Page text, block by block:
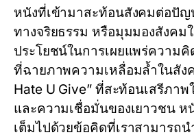
หนังที่เข้ามาสะท้อนสังคมต่อปั
ทางจริยธรรม หรือมุมมองสังคม
ประโยชน์ในการเผยแพร่ความคิ
ที่ฉายภาพความเหลื่อมล้ำในสัง
Hate U Give” ที่สะท้อนเสรีภาพ
และความเชื่อมั่นของเยาวชน ห
เต็มไปด้วยข้อคิดที่เราสามารถ